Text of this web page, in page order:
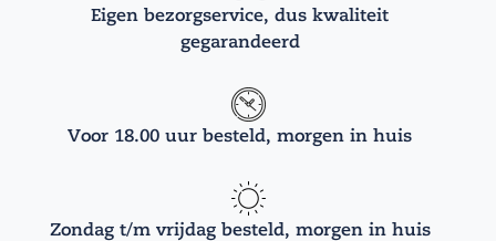
Eigen bezorgservice, dus kwaliteit
gegarandeerd
Voor 18.00 uur besteld, morgen in huis
Zondag t/m vrijdag besteld, morgen in huis